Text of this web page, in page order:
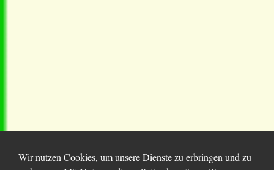
Wir nutzen Cookies, um unsere Dienste zu erbringen und zu